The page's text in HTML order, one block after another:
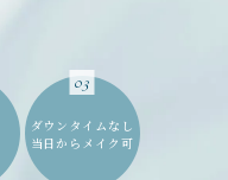
03
ダウンタイムなし
当日からメイク可